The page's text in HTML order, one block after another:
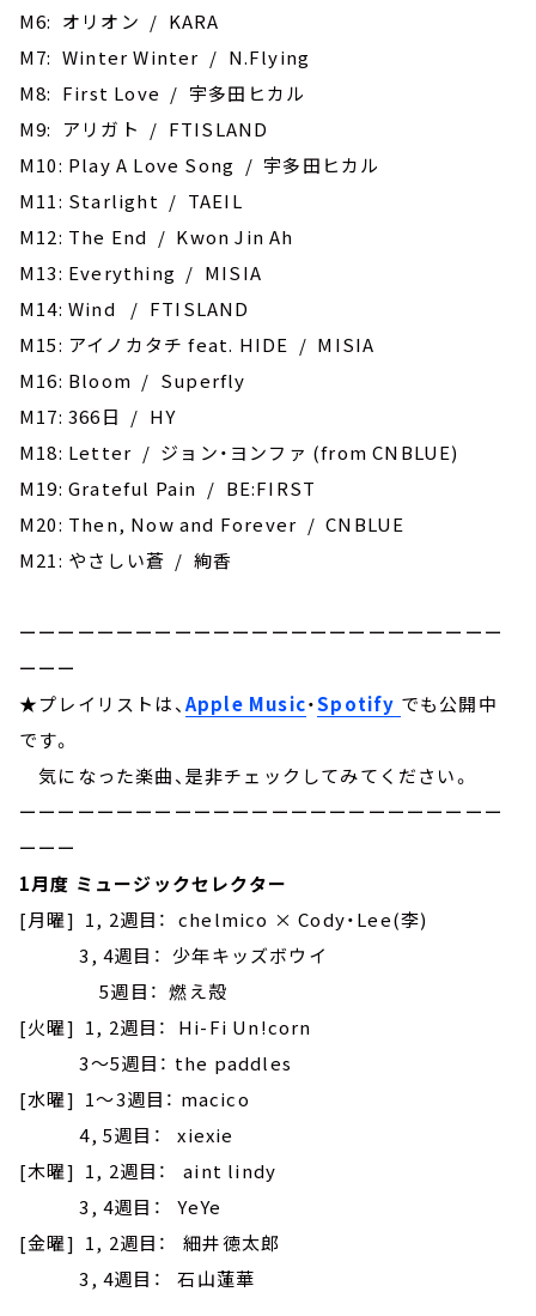
M6: オリオン / KARA
M7: Winter Winter / N.Flying
M8: First Love / 宇多田ヒカル
M9: アリガト / FTISLAND
M10: Play A Love Song / 宇多田ヒカル
M11: ‎Starlight / TAEIL
M12: The End / Kwon Jin Ah
M13: Everything / MISIA
M14: Wind / FTISLAND
M15: アイノカタチ feat. HIDE / MISIA
M16: Bloom / Superfly
M17: 366日 / HY
M18: Letter / ジョン・ヨンファ (from CNBLUE)
M19: Grateful Pain / BE:FIRST
M20: Then, Now and Forever / CNBLUE
M21: やさしい蒼 / 絢香
ーーーーーーーーーーーーーーーーーーーーーーーーー
ーーー
★プレイリストは、Apple Music・Spotify でも公開中
です。
気になった楽曲、是非チェックしてみてください。
ーーーーーーーーーーーーーーーーーーーーーーーーー
ーーー
1月度 ミュージックセレクター
[月曜] 1, 2週目： chelmico × Cody・Lee(李)
3, 4週目： 少年キッズボウイ
5週目： 燃え殻
[火曜] 1, 2週目： Hi-Fi Un!corn
3～5週目： the paddles
[水曜] 1～3週目： macico
4, 5週目： xiexie
[木曜] 1, 2週目： aint lindy
3, 4週目： YeYe
[金曜] 1, 2週目： 細井徳太郎
3, 4週目： 石山蓮華